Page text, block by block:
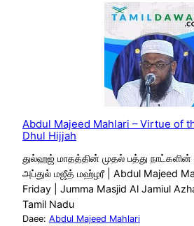
Abdul Majeed Mahlari – Virtue of
Dhul Hijjah
துல்ஹஜ் மாதத்தின் முதல் பத்து நாட்களின்
அப்துல் மஜீத் மஹ்ழரீ | Abdul Majeed
Friday | Jumma Masjid Al Jamiul
Tamil Nadu
Daee: Abdul Majeed Mahlari